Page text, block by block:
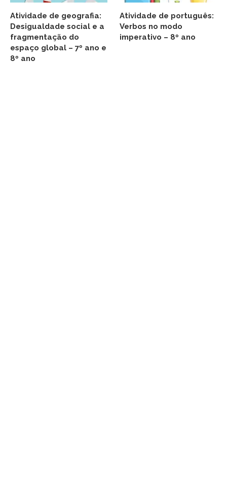
Atividade de geografia:
Desigualdade social e a
fragmentação do
espaço global – 7º ano e
8º ano
Atividade de português:
Verbos no modo
imperativo – 8º ano